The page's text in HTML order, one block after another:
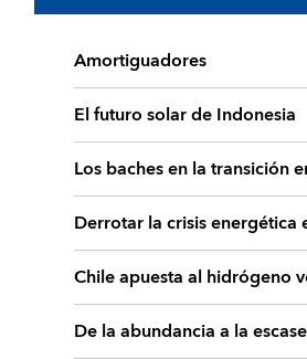
Amortiguadores
El futuro solar de Indonesia
Los baches en la transición
Derrotar la crisis energética
Chile apuesta al hidrógeno
De la abundancia a la